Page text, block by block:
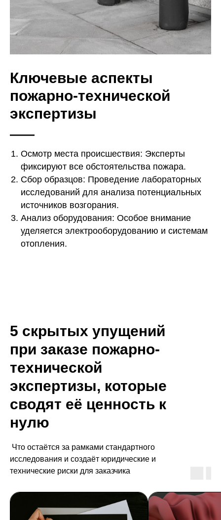
Ключевые аспекты
пожарно-технической
экспертизы
Осмотр места происшествия: Эксперты
фиксируют все обстоятельства пожара.
Сбор образцов: Проведение лабораторных
исследований для анализа потенциальных
источников возгорания.
Анализ оборудования: Особое внимание
уделяется электрооборудованию и системам
отопления.
5 скрытых упущений
при заказе пожарно-
технической
экспертизы, которые
сводят её ценность к
нулю
Что остаётся за рамками стандартного
исследования и создаёт юридические и
технические риски для заказчика